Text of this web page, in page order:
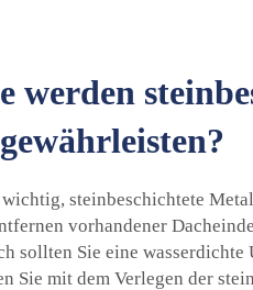
werden
steinbeschichtete
vorhandener
sollten Sie eine
Sie mit dem Verlegen der